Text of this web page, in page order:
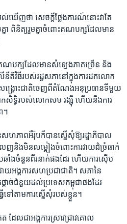
ើញ​ថា​ សេចក្តី​ថ្លែង​ការ​ណ៍​នោះ​វា​តែ​
ពិនិត្យ​រួម​គ្នា​ចំពោះ​គណបក្ស​ដែល​មាន​
ណបក្ស​ដែល​មាន​សំឡេងភាគច្រើន​ និង​
ើ​នីតិវិធី​របស់​រដ្ឋ​សភា​នៅក្នុង​ការ​ដកលោក​
គ្រោះ​ជាតិ​ចេញពី​តំណែង​អនុ​ប្រធាន​ទី​មួយ​
សិទ្ធិរបស់​លោក​សម រង្ស៊ី​ ហើយ​នឹង​ការ​
។​
ហភាព​អឺរ៉ុប​ក៏បាន​ស្នើ​សុំ​ឱ្យ​រដ្ឋាភិបាល​
េញ​និង​មិន​លម្អៀង​ចំពោះ​ការ​វាយ​ដំ​ច្រំ​ធាក់​
ាំងចំនួន​ពីរ​នាក់​ផង​ដែរ​ ហើយ​ការ​ស៊ើប​
ោយ​អង្គការ​សហ​ប្រជាជាតិ។​ សភា​នៃ​
ាច់​ជំនួយ​ដល់​ប្រទេស​កម្ពុជាផង​ដែរ​
ើ​ទៅ​តាម​ការ​ស្នើ​សុំ​របស់​ខ្លួន។​
ដែល​ជា​អង្គការ​ស្រាវជ្រាវ​គោល​